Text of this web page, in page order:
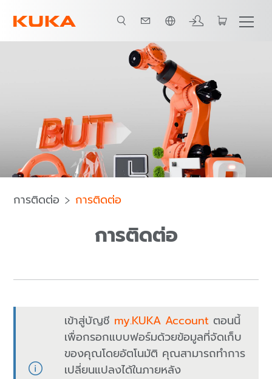
ภาษาไทย / Thai
การติดต่อ การติดต่อ
การติดต่อ
เข้าสู่บัญชี my.KUKA Account ตอนนี้
เพื่อกรอกแบบฟอร์มด้วยข้อมูลที่จัดเก็บ
ของคุณโดยอัตโนมัติ คุณสามารถทำการ
เปลี่ยนแปลงได้ในภายหลัง